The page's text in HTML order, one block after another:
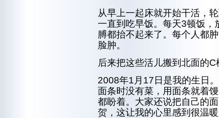
从早上一起床就开始干活，
一直到吃早饭。每天3顿饭，
膊都抬不起来了。每个人都
脸肿。
后来把这些活儿搬到北面的
2008年1月17日是我的生日
面条时没有菜，用面条就着
都盼着。大家还说把自己的
贺，这让我的心里感到很温